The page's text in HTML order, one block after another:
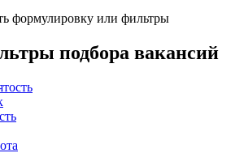
формулировку или фильтры
подбора вакансий